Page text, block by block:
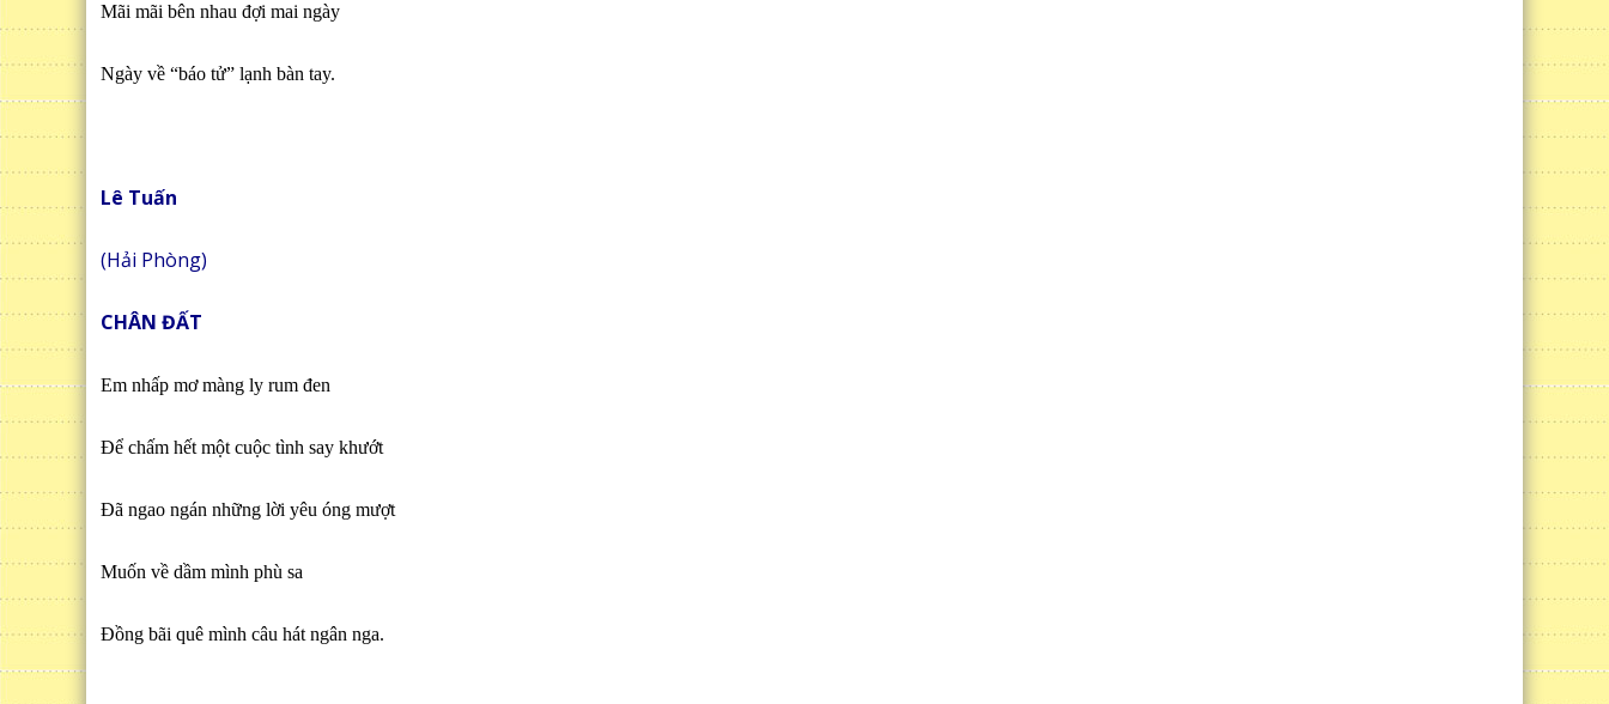
Mãi mãi bên nhau đợi mai ngày
Ngày về “báo tử” lạnh bàn tay.
Lê Tuấn
(Hải Phòng)
CHÂN ĐẤT
Em nhấp mơ màng ly rum đen
Để chấm hết một cuộc tình say khướt
Đã ngao ngán những lời yêu óng mượt
Muốn về dầm mình phù sa
Đồng bãi quê mình câu hát ngân nga.